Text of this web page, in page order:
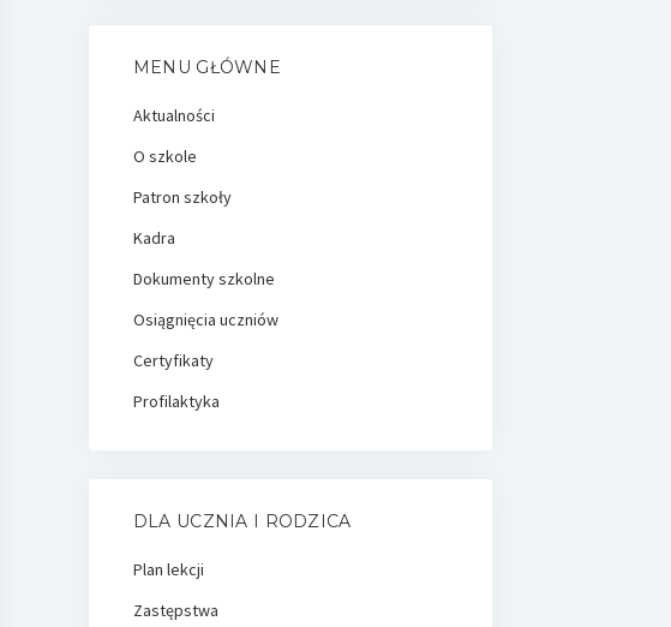
MENU GŁÓWNE
Aktualności
O szkole
Patron szkoły
Kadra
Dokumenty szkolne
Osiągnięcia uczniów
Certyfikaty
Profilaktyka
DLA UCZNIA I RODZICA
Plan lekcji
Zastępstwa